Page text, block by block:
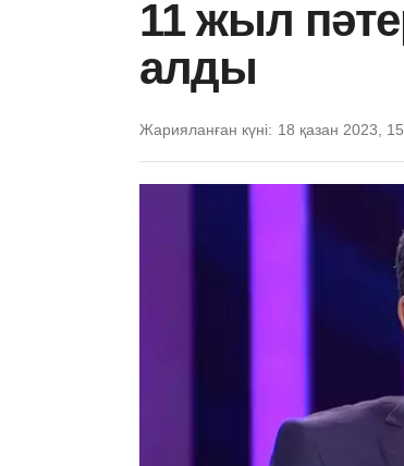
11 жыл
алды
Жарияланған күні: 18 қазан 2023,